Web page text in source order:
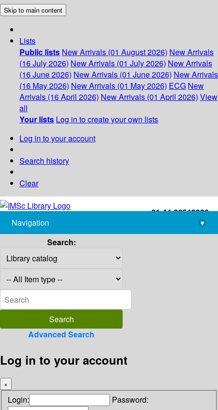
Skip to main content
Lists
Public lists New Arrivals (01 August 2026) New Arrivals
(16 July 2026) New Arrivals (01 July 2026) New Arrivals
(16 June 2026) New Arrivals (01 June 2026) New Arrivals
(16 May 2026) New Arrivals (01 May 2026) ECG New
Arrivals (16 April 2026) New Arrivals (01 April 2026) View
all
Your lists Log in to create your own lists
Log in to your account
Search history
Clear
+91-44-22543226
library@imsc.res.in
Navigation
▾
Search:
Advanced Search
Log in to your account
×
Login: Password: